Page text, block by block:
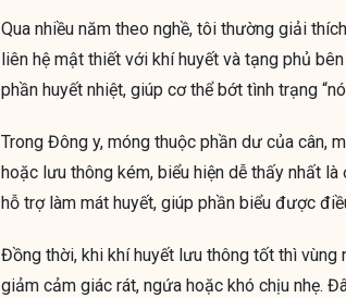
Qua nhiều năm theo nghề, tôi thường giải
liên hệ mật thiết với khí huyết và tạng phủ
phần huyết nhiệt, giúp cơ thể bớt tình trạng
Trong Đông y, móng thuộc phần dư của cân,
hoặc lưu thông kém, biểu hiện dễ thấy nhất
hỗ trợ làm mát huyết, giúp phần biểu được
Đồng thời, khi khí huyết lưu thông tốt thì
giảm cảm giác rát, ngứa hoặc khó chịu nhẹ.